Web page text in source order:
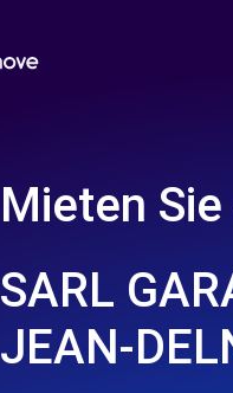
Mieten
SARL
JEAN-